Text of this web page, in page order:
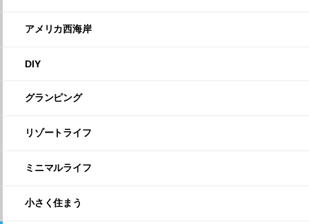
アメリカ西海岸
DIY
グランピング
リゾートライフ
ミニマルライフ
小さく住まう